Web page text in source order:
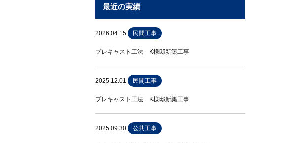
最近の実績
2026.04.15 民間工事
プレキャスト工法 K様邸新築工事
2025.12.01 民間工事
プレキャスト工法 K様邸新築工事
2025.09.30 公共工事